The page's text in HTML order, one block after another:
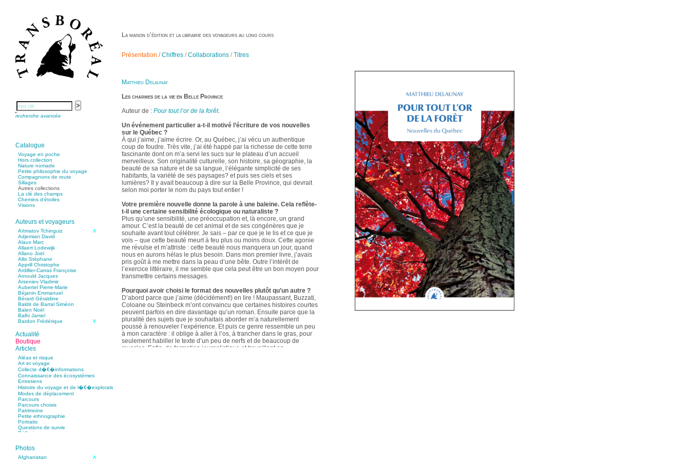
recherche avancée
Catalogue
Voyage en poche
Hors collection
Nature nomade
Petite philosophie du voyage
Compagnons de route
Sillages
Autres collections
La clé des champs
Chemins d’étoiles
Visions
Auteurs et voyageurs
Aïtmatov Tchinguiz
Adjemian David
Alaux Marc
Allaert Lodewijk
Allano Joël
Allix Stéphane
Apprill Christophe
Ardillier-Carras Françoise
Arnould Jacques
Arseniev Vladimir
Aubertel Pierre-Marie
Béjanin Emmanuel
Bérard Géraldine
Baldit de Barral Siméon
Balen Noël
Balhi Jamel
Bardon Frédérique
Bastide Fabien
Baudin Julie
Baujard Jacques
Bazin Sylvain
Bellanger Marc
Bellec Hervé
Belleville Régis
Benestar Géraldine
Benoist Yann
Bertrand Jordane
Bertrandy Antoine
Bezsonov Youri
Bideau Michel-Cosme
Billard Yannick
Blanchet Anne-Lise
Bluntzer Christophe
Bobin Mathieu
Boch Anne-Laure
Boch Julie
Boillot Henri
Bonnem Éric
Boudart Jean-Louis
Actualité
Boutique
Articles
Aléas et risque
Art et voyage
Collecte d�€�informations
Connaissance des écosystèmes
Entretiens
Histoire du voyage et de l�€�exploration
Modes de déplacement
Parcours
Parcours choisis
Patrimoine
Petite ethnographie
Portraits
Questions de survie
Réflexions
Photos
Afghanistan
La maison d’édition et la librairie des voyageurs au long cours
Présentation /Chiffres /Collaborations /Titres
Matthieu Delaunay
Les charmes de la vie en Belle Province
Auteur de : Pour tout l’or de la forêt.
Un événement particulier a-t-il motivé l’écriture de vos nouvelles
sur le Québec ?
À qui j’aime, j’aime écrire. Or, au Québec, j’ai vécu un authentique
coup de foudre. Très vite, j’ai été happé par la richesse de cette terre
fascinante dont on m’a servi les sucs sur le plateau d’un accueil
merveilleux. Son originalité culturelle, son histoire, sa géographie, la
beauté de sa nature et de sa langue, l’élégante simplicité de ses
habitants, la variété de ses paysages? et puis ses ciels et ses
lumières? Il y avait beaucoup à dire sur la Belle Province, qui devrait
selon moi porter le nom du pays tout entier !
Votre première nouvelle donne la parole à une baleine. Cela reflète-
t-il une certaine sensibilité écologique ou naturaliste ?
Plus qu’une sensibilité, une préoccupation et, là encore, un grand
amour. C’est la beauté de cet animal et de ses congénères que je
souhaite avant tout célébrer. Je sais – par ce que je le lis et ce que je
vois – que cette beauté meurt à feu plus ou moins doux. Cette agonie
me révulse et m’attriste : cette beauté nous manquera un jour, quand
nous en aurons hélas le plus besoin. Dans mon premier livre, j’avais
pris goût à me mettre dans la peau d’une bête. Outre l’intérêt de
l’exercice littéraire, il me semble que cela peut être un bon moyen pour
transmettre certains messages.
Pourquoi avoir choisi le format des nouvelles plutôt qu’un autre ?
D’abord parce que j’aime (décidément!) en lire ! Maupassant, Buzzati,
Coloane ou Steinbeck m’ont convaincu que certaines histoires courtes
peuvent parfois en dire davantage qu’un roman. Ensuite parce que la
pluralité des sujets que je souhaitais aborder m’a naturellement
poussé à renouveler l’expérience. Et puis ce genre ressemble un peu
à mon caractère : il oblige à aller à l’os, à trancher dans le gras, pour
seulement habiller le texte d’un peu de nerfs et de beaucoup de
muscles. Enfin, de formation journalistique et travaillant en